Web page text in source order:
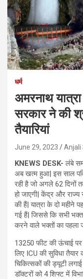
धर्म
अमरनाथ
सरकार ने की
तैयारियां
June 29, 2023 Anjali
KNEWS DESK-लंबे
अब खत्म हुआ| इस साल
रही है जो अगले 62 दिनों
हो जाएगी| केंद्र और राज्य
की हैं| यात्रा के दो महीने
गई हैं| जिससे कि सभी भक्त
करने वाले भक्तों का पहला
13250 फीट की ऊंचाई पर
लिए ICU की सुविधा
चिकित्सकों की ड्यूटी
डॉक्टरों को 4 शिफ्ट में